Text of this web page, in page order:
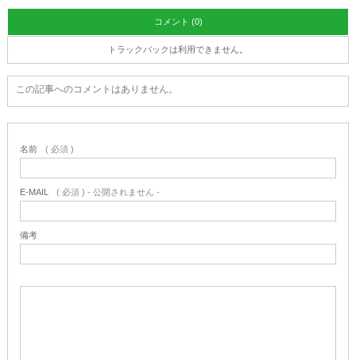
コメント (0)
トラックバックは利用できません。
この記事へのコメントはありません。
名前 ( 必須 )
E-MAIL ( 必須 ) - 公開されません -
備考